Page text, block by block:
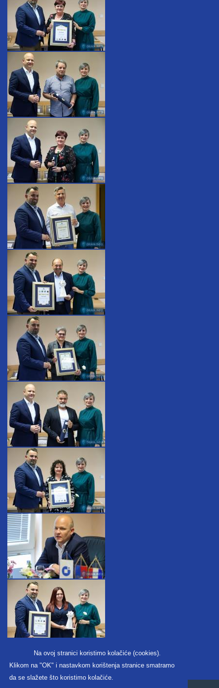
Na ovoj stranici koristimo kolačiće (cookies).
Klikom na "OK" i nastavkom korištenja stranice smatramo
da se slažete što koristimo kolačiće.